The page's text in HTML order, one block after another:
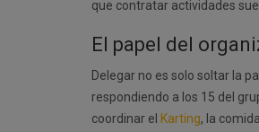
que contratar actividades
El papel del
Delegar no es solo soltar la
respondiendo a los 15 del
coordinar el Karting, la